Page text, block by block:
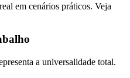
em cenários práticos. Veja
a universalidade total.